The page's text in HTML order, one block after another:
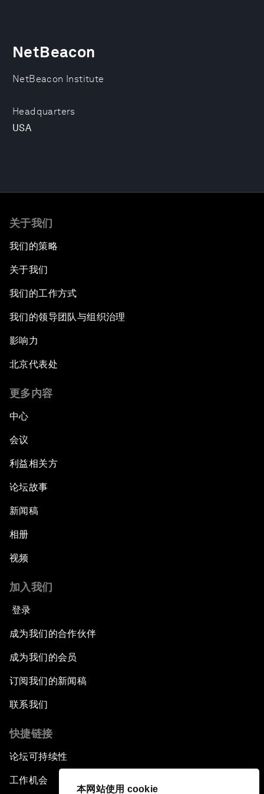
本网站使用 cookie
Headquarters
USA
NetBeacon
NetBeacon Institute
关于我们
我们的策略
关于我们
我们的工作方式
我们的领导团队与组织治理
影响力
北京代表处
更多内容
中心
会议
利益相关方
论坛故事
新闻稿
相册
视频
加入我们
登录
成为我们的合作伙伴
成为我们的会员
订阅我们的新闻稿
联系我们
快捷链接
论坛可持续性
工作机会